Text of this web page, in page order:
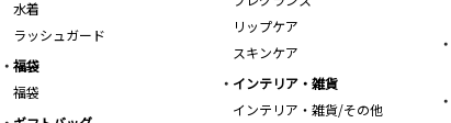
リップケア
スキンケア
水着
ラッシュガード
福袋
福袋
インテリア・雑貨
インテリア・雑貨/その他